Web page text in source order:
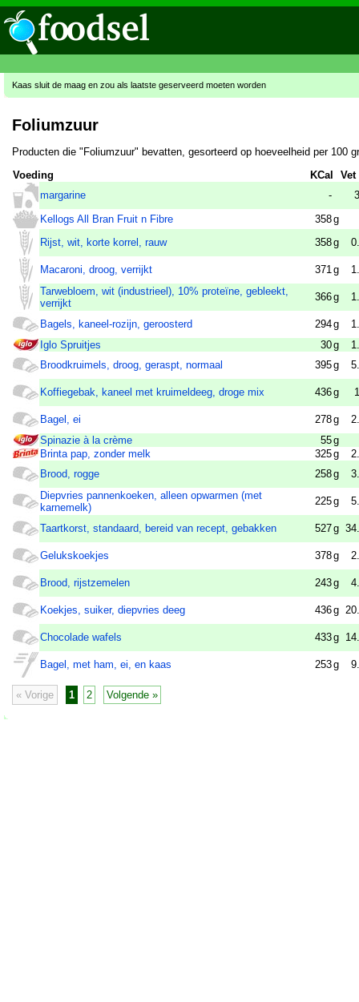
Kaas sluit de maag en zou als laatste geserveerd moeten worden
Foliumzuur
Producten die "Foliumzuur" bevatten, gesorteerd op hoeveelheid per 100
Voeding
KCal
Vet
margarine
-
Kellogs All Bran Fruit n Fibre
358g
Rijst, wit, korte korrel, rauw
358g
Macaroni, droog, verrijkt 371 g
Tarwebloem, wit (industrieel), 10% proteïne, gebleekt,
verrijkt
366g
Bagels, kaneel-rozijn, geroosterd 294g
Iglo Spruitjes
30g
Broodkruimels, droog, geraspt, normaal
395g
Koffiegebak, kaneel met kruimeldeeg, droge mix 436g
Bagel, ei 278g
Spinazie à la crème
55g
Brinta pap, zonder melk
325g
Brood, rogge
258g
Diepvries pannenkoeken, alleen opwarmen (met
karnemelk)
225g
Taartkorst, standaard, bereid van recept, gebakken 527g
Gelukskoekjes 378g
Brood, rijstzemelen 243g
Koekjes, suiker, diepvries deeg 436g
Chocolade wafels 433g
Bagel, met ham, ei, en kaas 253g
« Vorige 1 2 Volgende »